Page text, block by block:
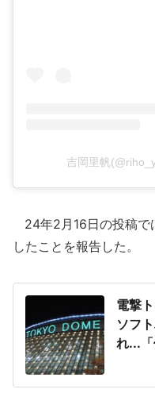
吉岡里帆
24年2月16日の投稿で
したことを報告した。
電撃
ソフ
れ...「